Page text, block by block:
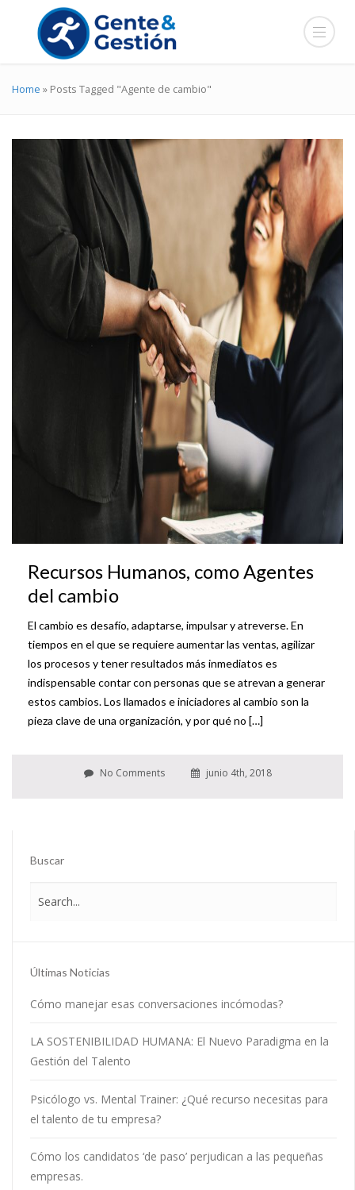
Home » Posts Tagged "Agente de cambio"
Recursos Humanos, como Agentes
del cambio
El cambio es desafío, adaptarse, impulsar y atreverse. En
tiempos en el que se requiere aumentar las ventas, agilizar
los procesos y tener resultados más inmediatos es
indispensable contar con personas que se atrevan a generar
estos cambios. Los llamados e iniciadores al cambio son la
pieza clave de una organización, y por qué no […]
No Comments junio 4th, 2018
Buscar
Últimas Noticias
Cómo manejar esas conversaciones incómodas?
LA SOSTENIBILIDAD HUMANA: El Nuevo Paradigma en la
Gestión del Talento
Psicólogo vs. Mental Trainer: ¿Qué recurso necesitas para
el talento de tu empresa?
Cómo los candidatos ‘de paso’ perjudican a las pequeñas
empresas.